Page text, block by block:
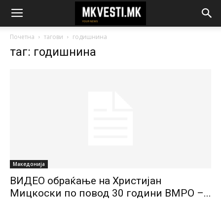
Почетна тагови годишнина
таг: годишнина
Македонија
ВИДЕО обраќање на Христијан
Мицкоски по повод 30 години ВМРО –...